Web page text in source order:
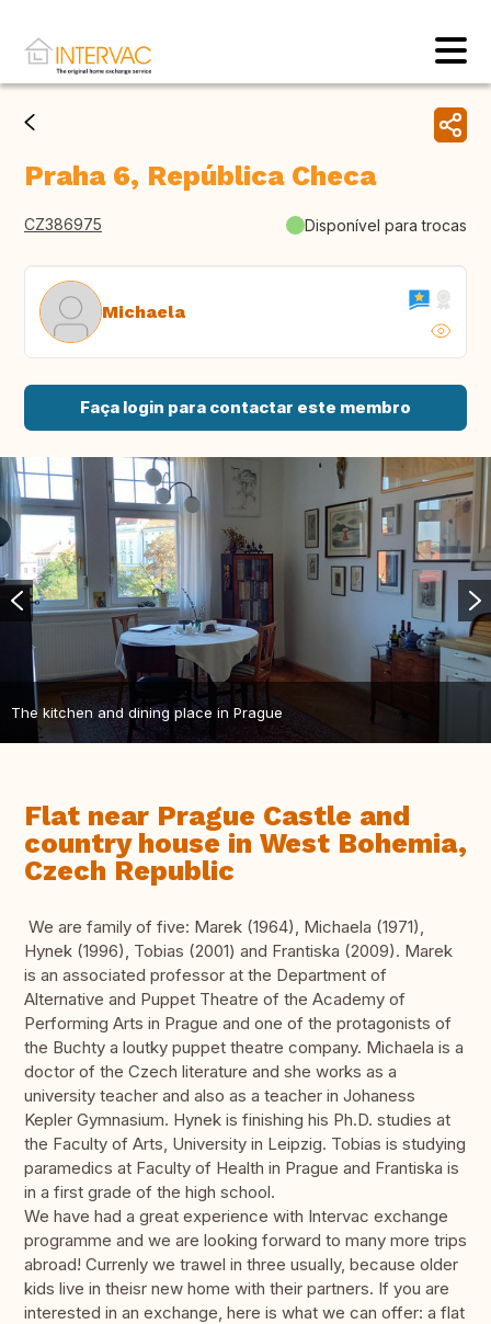
Praha 6, República Checa
CZ386975 Disponível para trocas
Michaela
Faça login para contactar este membro
The kitchen and dining place in Prague
Flat near Prague Castle and
country house in West Bohemia,
Czech Republic
We are family of five: Marek (1964), Michaela (1971),
Hynek (1996), Tobias (2001) and Frantiska (2009). Marek
is an associated professor at the Department of
Alternative and Puppet Theatre of the Academy of
Performing Arts in Prague and one of the protagonists of
the Buchty a loutky puppet theatre company. Michaela is a
doctor of the Czech literature and she works as a
university teacher and also as a teacher in Johaness
Kepler Gymnasium. Hynek is finishing his Ph.D. studies at
the Faculty of Arts, University in Leipzig. Tobias is studying
paramedics at Faculty of Health in Prague and Frantiska is
in a first grade of the high school.
We have had a great experience with Intervac exchange
programme and we are looking forward to many more trips
abroad! Currenly we trawel in three usualIy, because older
kids live in theisr new home with their partners. If you are
interested in an exchange, here is what we can offer: a flat